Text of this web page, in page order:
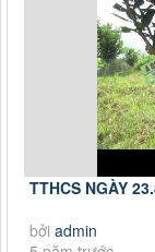
TTHCS NGÀY
bởi admin